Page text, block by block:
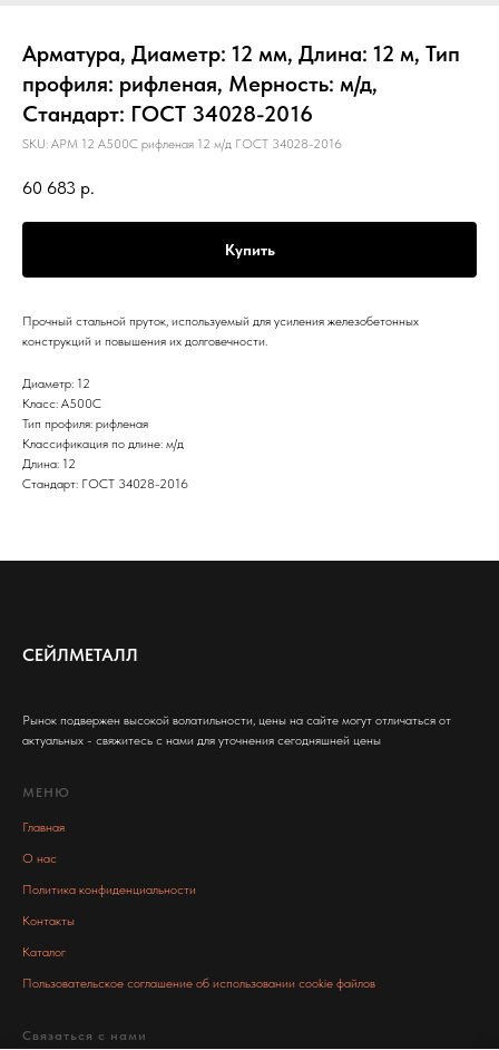
Арматура, Диаметр: 12 мм, Длина: 12 м, Тип
профиля: рифленая, Мерность: м/д,
Стандарт: ГОСТ 34028-2016
SKU: АРМ 12 А500С рифленая 12 м/д ГОСТ 34028-2016
60 683 р.
Купить
Прочный стальной пруток, используемый для усиления железобетонных
конструкций и повышения их долговечности.
Диаметр: 12
Класс: А500С
Тип профиля: рифленая
Классификация по длине: м/д
Длина: 12
Стандарт: ГОСТ 34028-2016
СЕЙЛМЕТАЛЛ
Рынок подвержен высокой волатильности, цены на сайте могут отличаться от
актуальных - свяжитесь с нами для уточнения сегодняшней цены
МЕНЮ
Главная
О нас
Политика конфиденциальности
Контакты
Каталог
Пользовательское соглашение об использовании cookie файлов
Связаться с нами